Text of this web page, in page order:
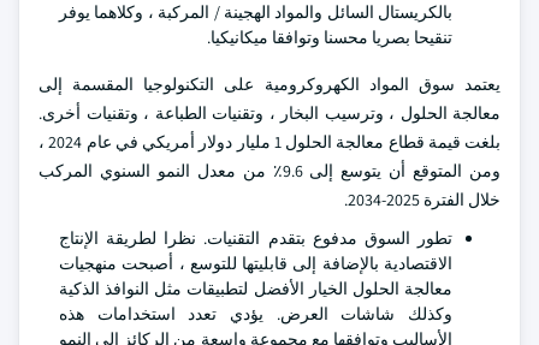
بالكريستال السائل والمواد الهجينة / المركبة ، وكلاهما يوفر
تنقيحا بصريا محسنا وتوافقا ميكانيكيا.
يعتمد سوق المواد الكهروكرومية على التكنولوجيا المقسمة إلى
معالجة الحلول ، وترسيب البخار ، وتقنيات الطباعة ، وتقنيات أخرى.
بلغت قيمة قطاع معالجة الحلول 1 مليار دولار أمريكي في عام 2024 ،
ومن المتوقع أن يتوسع إلى 9.6٪ من معدل النمو السنوي المركب
خلال الفترة 2025-2034.
تطور السوق مدفوع بتقدم التقنيات. نظرا لطريقة الإنتاج
الاقتصادية بالإضافة إلى قابليتها للتوسع ، أصبحت منهجيات
معالجة الحلول الخيار الأفضل لتطبيقات مثل النوافذ الذكية
وكذلك شاشات العرض. يؤدي تعدد استخدامات هذه
الأساليب وتوافقها مع مجموعة واسعة من الركائز إلى النمو